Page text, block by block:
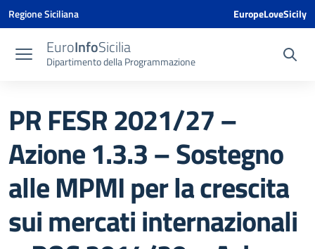
Vai ai contenuti
Vai al menu di navigazione
Vai al footer
Vai al banner delle Cookie Policy
Regione Siciliana EuropeLoveSicily
EuroInfoSicilia
Dipartimento della Programmazione
PR FESR 2021/27 –
Azione 1.3.3 – Sostegno
alle MPMI per la crescita
sui mercati internazionali